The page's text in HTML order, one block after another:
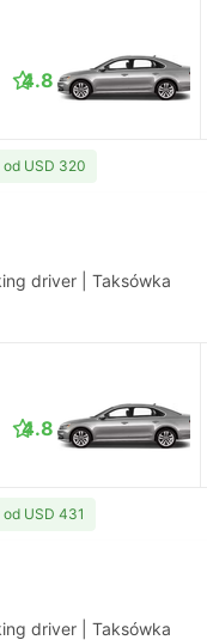
4.8
USD 320
driver Taksówka
4.8
USD 431
driver Taksówka